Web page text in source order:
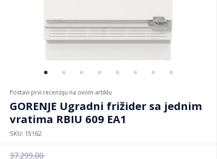
Postavi prvi recenziju na ovom artiklu
GORENJE Ugradni frižider sa jednim
vratima RBIU 609 EA1
SKU 15162
37.299,00